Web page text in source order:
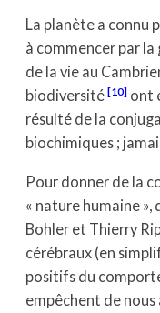
La planète a connu
à commencer par
de la vie au
biodiversité [10] ont
résulté de la
biochimiques ;
Pour donner de la
« nature humaine
Bohler et Thierry
cérébraux (en
positifs du
empêchent de